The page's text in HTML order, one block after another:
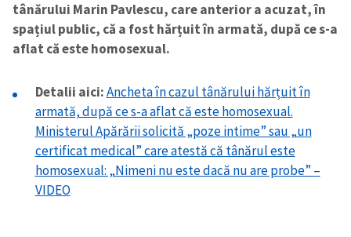
tânărului Marin Pavlescu, care anterior a acuzat, în
spațiul public, că a fost hărțuit în armată, după ce s-a
aflat că este homosexual.
Detalii aici:Ancheta în cazul tânărului hărțuit în
armată, după ce s-a aflat că este homosexual.
Ministerul Apărării solicită „poze intime” sau „un
certificat medical” care atestă că tânărul este
homosexual: „Nimeni nu este dacă nu are probe” –
VIDEO